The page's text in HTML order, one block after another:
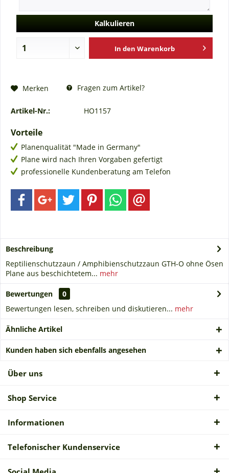
Kalkulieren
In den Warenkorb
Merken Fragen zum Artikel?
Artikel-Nr.: HO1157
Vorteile
Planenqualität "Made in Germany"
Plane wird nach Ihren Vorgaben gefertigt
professionelle Kundenberatung am Telefon
Beschreibung
Reptilienschutzzaun / Amphibienschutzzaun GTH-O ohne Ösen
Plane aus beschichtetem... mehr
Bewertungen
0
Bewertungen lesen, schreiben und diskutieren... mehr
Ähnliche Artikel
Kunden haben sich ebenfalls angesehen
Über uns
Shop Service
Informationen
Telefonischer Kundenservice